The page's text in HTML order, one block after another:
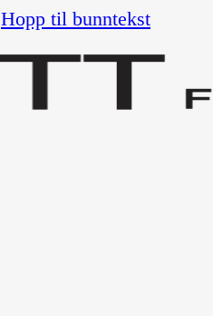
Hopp til bunntekst